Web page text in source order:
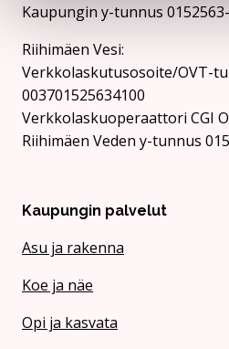
Kaupungin y-tunnus
Rii­hi­mäen Vesi:
Verkkolaskutusosoite/OVT-
003701525634100
Verkkolaskuoperaattori CGI
Riihimäen Veden y-tunnus
Kaupungin palvelut
Asu ja rakenna
Koe ja näe
Opi ja kasvata